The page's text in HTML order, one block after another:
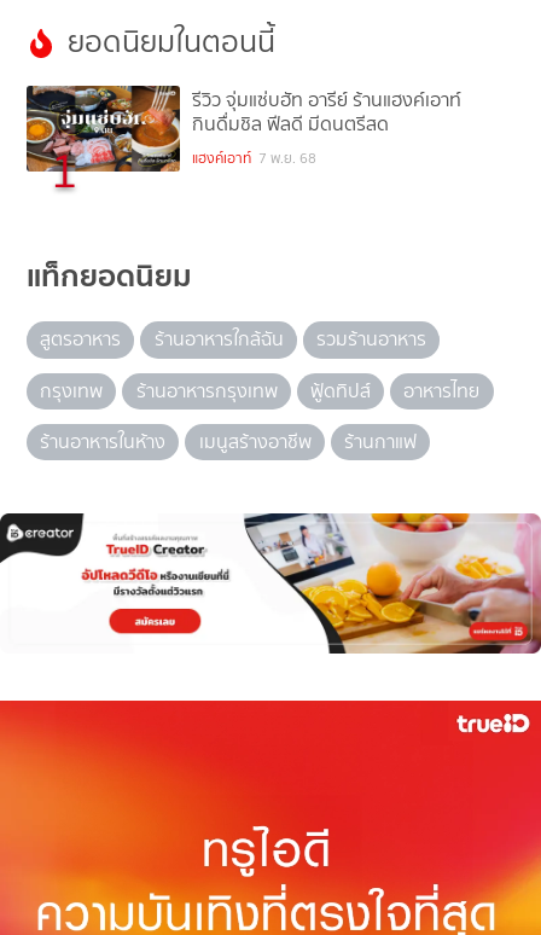
ยอดนิยมในตอนนี้
1
รีวิว จุ่มแซ่บฮัท อารีย์ ร้านแฮงค์เอาท์
กินดื่มชิล ฟีลดี มีดนตรีสด
แฮงค์เอาท์ 7 พ.ย. 68
แท็กยอดนิยม
สูตรอาหาร ร้านอาหารใกล้ฉัน
รวมร้านอาหาร
กรุงเทพ
ร้านอาหารกรุงเทพ ฟู้ดทิปส์
อาหารไทย
ร้านอาหารในห้าง
เมนูสร้างอาชีพ ร้านกาแฟ